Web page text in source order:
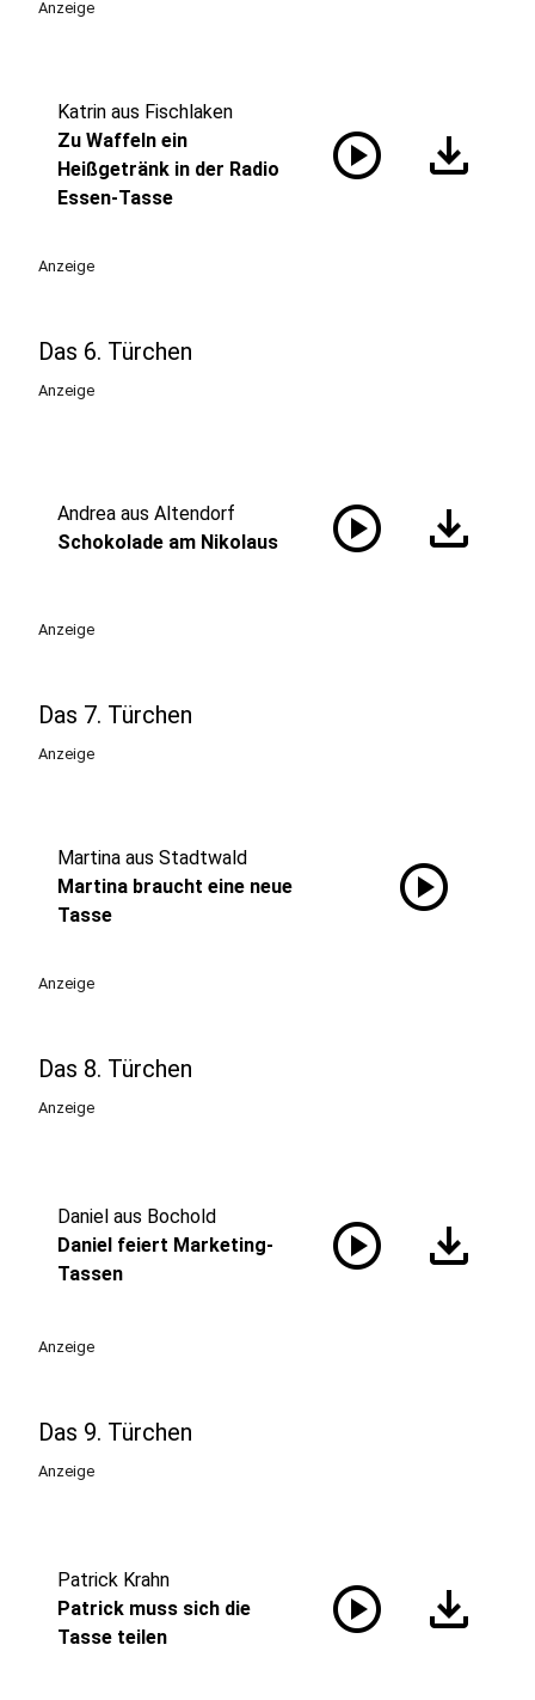
Anzeige
Katrin aus Fischlaken
Zu Waffeln ein
Heißgetränk in der Radio
Essen-Tasse
play_circle download
Anzeige
Das 6. Türchen
Anzeige
Andrea aus Altendorf
Schokolade am Nikolaus
play_circle download
Anzeige
Das 7. Türchen
Anzeige
Martina aus Stadtwald
Martina braucht eine neue
Tasse
play_circle
Anzeige
Das 8. Türchen
Anzeige
Daniel aus Bochold
Daniel feiert Marketing-
Tassen
play_circle download
Anzeige
Das 9. Türchen
Anzeige
Patrick Krahn
Patrick muss sich die
Tasse teilen
play_circle download